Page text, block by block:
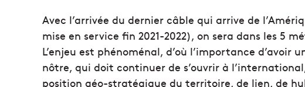
Avec l’arrivée du dernier câble qui arrive de
mise en service fin 2021-2022), on sera dans les 5
L’enjeu est phénoménal, d’où l’importance
nôtre, qui doit continuer de s’ouvrir à
position géo-stratégique du territoire, de lien, de